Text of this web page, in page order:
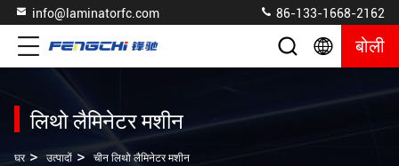
info@laminatorfc.com 86-133-1668-2162
बोली
लिथो लैमिनेटर मशीन
घर > उत्पादों > चीन लिथो लैमिनेटर मशीन